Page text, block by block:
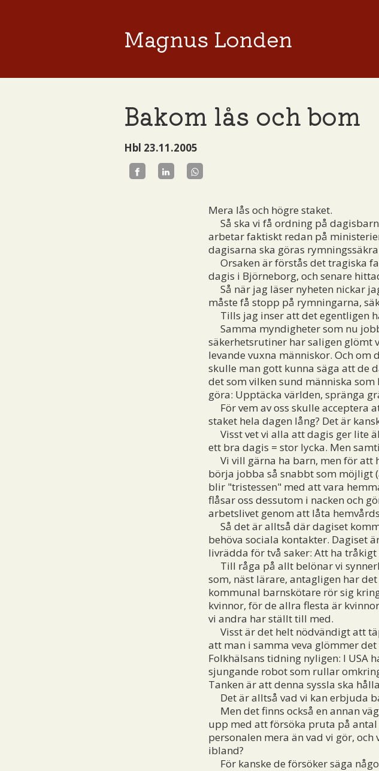
Magnus Londen
Bakom lås och bom
Hbl 23.11.2005
Mera lås och högre staket.
Så ska vi få ordning på
arbetar faktiskt redan på
dagisarna ska göras
Orsaken är förstås det tragiska
dagis i Björneborg, och senare
Så när jag läser nyheten nickar
måste få stopp på rymningarna,
Tills jag inser att det egentligen
Samma myndigheter som nu
säkerhetsrutiner har saligen glömt
levande vuxna människor. Och
skulle man gott kunna säga att de
det som vilken sund människa
göra: Upptäcka världen, spränga
För vem av oss skulle acceptera
staket hela dagen lång? Det är
Visst vet vi alla att dagis ger lite
ett bra dagis = stor lycka. Men
Vi vill gärna ha barn, men för att
börja jobba så snabbt som möjligt
blir "tristessen" med att vara
flåsar oss dessutom i nacken och
arbetslivet genom att låta
Så det är alltså där dagiset
behöva sociala kontakter. Dagiset
livrädda för två saker: Att ha
Till råga på allt belönar vi
som, näst lärare, antagligen har
kommunal barnskötare rör sig
kvinnor, för de allra flesta är
vi andra har ställt till med.
Visst är det helt nödvändigt att
att man i samma veva glömmer
Folkhälsans tidning nyligen: I USA
sjungande robot som rullar
Tanken är att denna syssla ska
Det är alltså vad vi kan erbjuda
Men det finns också en annan
upp med att försöka pruta på
personalen mera än vad vi gör,
ibland?
För kanske de försöker säga